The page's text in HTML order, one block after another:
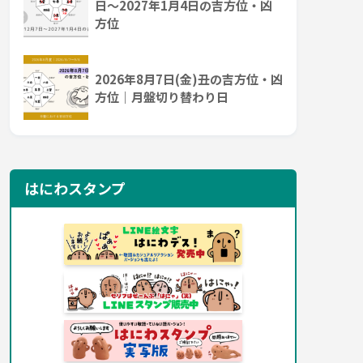
日～2027年1月4日の吉方位・凶
方位
2026年8月7日(金)丑の吉方位・凶
方位｜月盤切り替わり日
はにわスタンプ